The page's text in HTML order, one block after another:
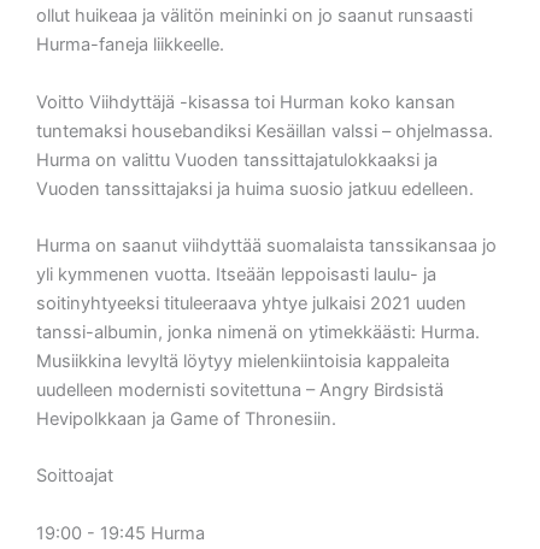
ollut huikeaa ja välitön meininki on jo saanut runsaasti
Hurma-faneja liikkeelle.
Voitto Viihdyttäjä -kisassa toi Hurman koko kansan
tuntemaksi housebandiksi Kesäillan valssi – ohjelmassa.
Hurma on valittu Vuoden tanssittajatulokkaaksi ja
Vuoden tanssittajaksi ja huima suosio jatkuu edelleen.
Hurma on saanut viihdyttää suomalaista tanssikansaa jo
yli kymmenen vuotta. Itseään leppoisasti laulu- ja
soitinyhtyeeksi tituleeraava yhtye julkaisi 2021 uuden
tanssi-albumin, jonka nimenä on ytimekkäästi: Hurma.
Musiikkina levyltä löytyy mielenkiintoisia kappaleita
uudelleen modernisti sovitettuna – Angry Birdsistä
Hevipolkkaan ja Game of Thronesiin.
Soittoajat
19:00 - 19:45 Hurma